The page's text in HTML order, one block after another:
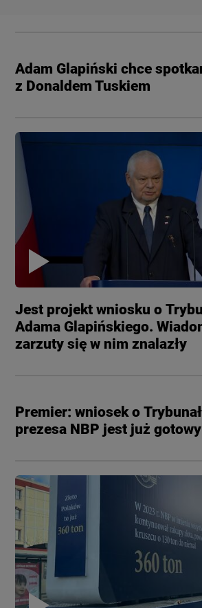
Adam Glapiński chce
z Donaldem Tuskiem
Jest projekt wniosku o
Adama Glapińskiego.
zarzuty się w nim znalazły
Premier: wniosek o
prezesa NBP jest już gotowy